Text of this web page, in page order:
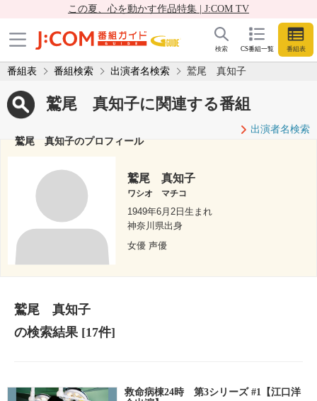
この夏、心を動かす作品特集 | J:COM TV
CS番組一覧 番組表
検索
番組表 番組検索 出演者名検索 鷲尾 真知子
鷲尾 真知子に関連する番組
出演者名検索
鷲尾 真知子のプロフィール
鷲尾 真知子
ワシオ マチコ
1949年6月2日生まれ
神奈川県出身
女優 声優
鷲尾 真知子
の検索結果[17件]
救命病棟24時 第3シリーズ #1【江口洋